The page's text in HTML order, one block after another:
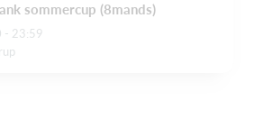
sommercup (8mands)
- 23:59